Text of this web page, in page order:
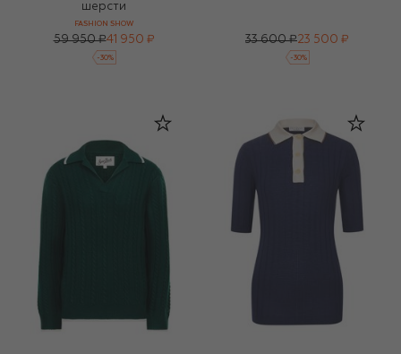
шерсти
FASHION SHOW
59 950 ₽41 950 ₽
-30%
33 600 ₽23 500 ₽
-30%